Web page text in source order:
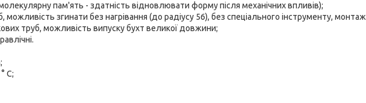
пам'ять - здатність відновлювати форму після механічних впливів);
можливість згинати без нагрівання (до радіусу 56), без спеціального інструменту, монтаж
труб, можливість випуску бухт великої довжини;
С;